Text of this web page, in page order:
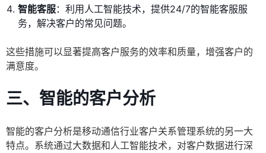
智能客服：利用人工智能技术，提供24/7的智能客服服
务，解决客户的常见问题。
这些措施可以显著提高客户服务的效率和质量，增强客户的
满意度。
三、智能的客户分析
智能的客户分析是移动通信行业客户关系管理系统的另一大
特点。系统通过大数据和人工智能技术，对客户数据进行深